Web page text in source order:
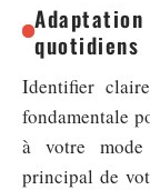
Adaptation
quotidiens
Identifier
fondamentale
à votre mode
principal de